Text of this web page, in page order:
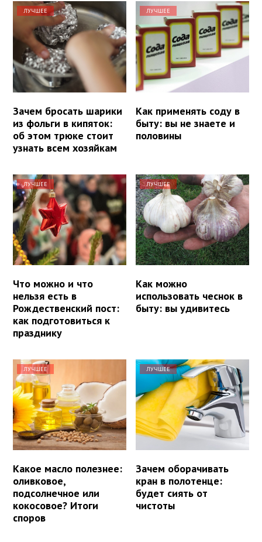
ЛУЧШЕЕ
Зачем бросать шарики
из фольги в кипяток:
об этом трюке стоит
узнать всем хозяйкам
ЛУЧШЕЕ
Как применять соду в
быту: вы не знаете и
половины
ЛУЧШЕЕ
Что можно и что
нельзя есть в
Рождественский пост:
как подготовиться к
празднику
ЛУЧШЕЕ
Как можно
использовать чеснок в
быту: вы удивитесь
ЛУЧШЕЕ
Какое масло полезнее:
оливковое,
подсолнечное или
кокосовое? Итоги
споров
ЛУЧШЕЕ
Зачем оборачивать
кран в полотенце:
будет сиять от
чистоты